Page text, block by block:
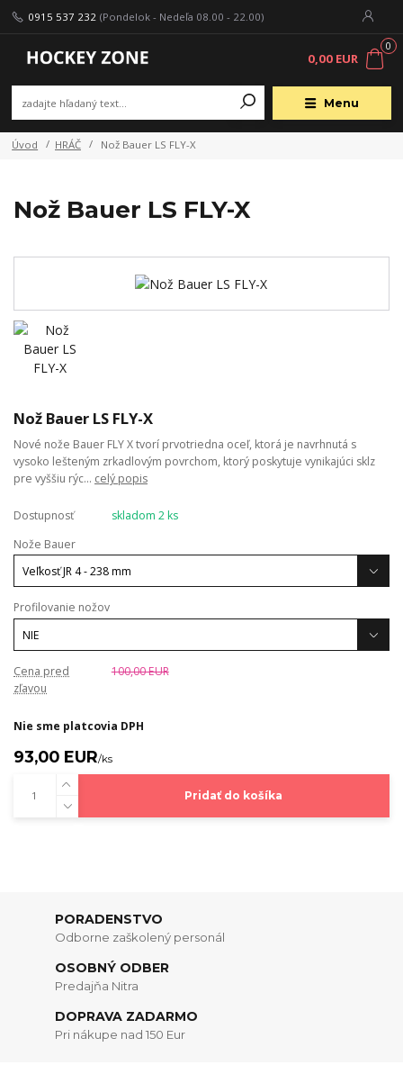
Menu
0915 537 232 (Pondelok - Nedeľa 08.00 - 22.00)
0
0,00 EUR
Úvod HRÁČ Nož Bauer LS FLY-X
Nož Bauer LS FLY-X
Nož Bauer LS FLY-X
Nové nože Bauer FLY X tvorí prvotriedna oceľ, ktorá je navrhnutá s
vysoko lešteným zrkadlovým povrchom, ktorý poskytuje vynikajúci sklz
pre vyššiu rýc... celý popis
Dostupnosť
skladom 2 ks
Nože Bauer
Profilovanie nožov
Cena pred
zľavou
100,00 EUR
Nie sme platcovia DPH
93,00 EUR/ks
Pridať do košíka
PORADENSTVO
Odborne zaškolený personál
OSOBNÝ ODBER
Predajňa Nitra
DOPRAVA ZADARMO
Pri nákupe nad 150 Eur